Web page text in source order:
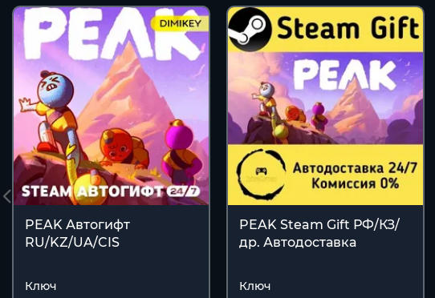
PEAK Автогифт
RU/KZ/UA/CIS
Ключ
PEAK Steam Gift РФ/КЗ/
др. Автодоставка
Ключ